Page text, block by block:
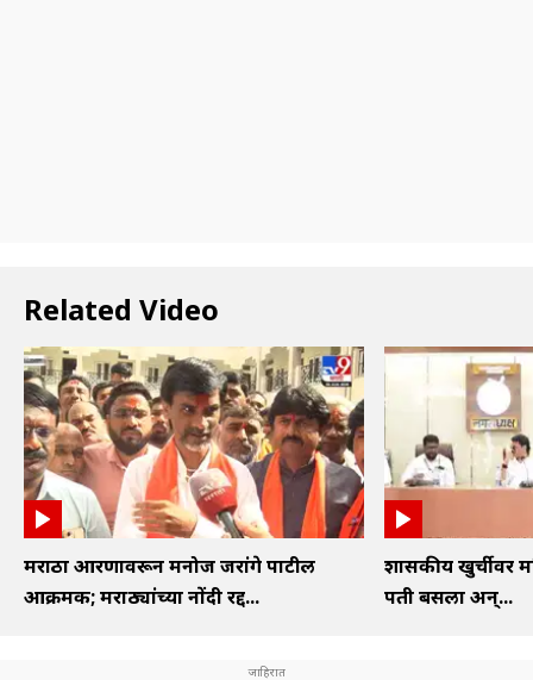
Related Video
मराठा आरक्षणावरून मनोज जरांगे पाटील
आक्रमक; मराठ्यांच्या नोंदी रद्द...
शासकीय खुर्चीवर
पती बसला अन्...